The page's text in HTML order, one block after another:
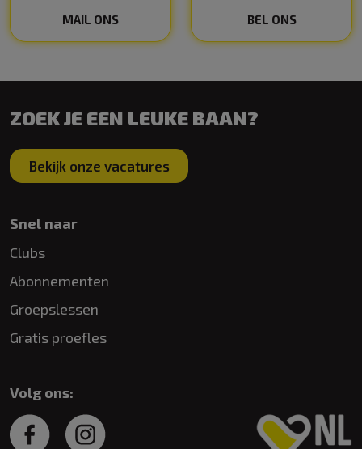
MAIL ONS BEL ONS
ZOEK JE EEN LEUKE BAAN?
Bekijk onze vacatures
Snel naar
Clubs
Abonnementen
Groepslessen
Gratis proefles
Volg ons: